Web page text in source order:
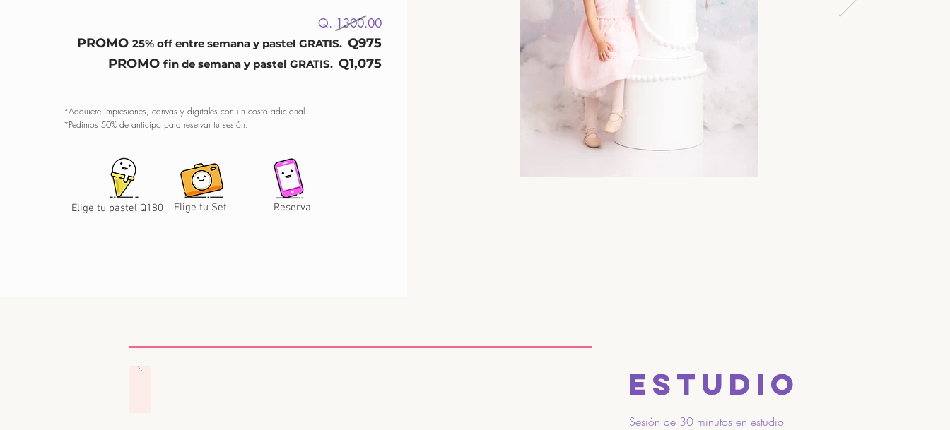
Q. 1300.00
PROMO 25% off entre semana y pastel GRATIS. Q975
PROMO fin de semana y pastel GRATIS. Q1,075
*Adquiere impresiones, canvas y digitales con un costo adicional
*Pedimos 50% de anticipo para reservar tu sesión.
Elige tu pastel Q180 Elige tu Set Reserva
Estudio
Sesión de 30 minutos en estudio